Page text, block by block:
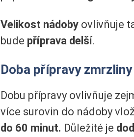
Velikost nádoby ovlivňuje
bude příprava delší.
Doba přípravy zmrzliny
Dobu přípravy ovlivňuje
více surovin do nádoby
do 60 minut. Důležité je